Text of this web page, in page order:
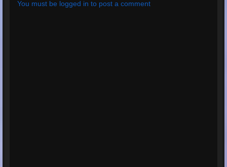
You must be logged in to post a comment